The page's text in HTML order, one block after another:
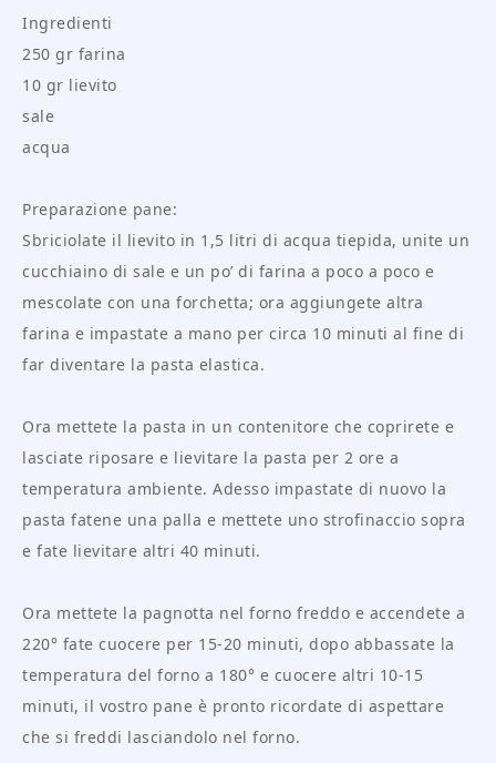
Ingredienti
250 gr farina
10 gr lievito
sale
acqua
Preparazione pane:
Sbriciolate il lievito in 1,5 litri di acqua tiepida, unite un
cucchiaino di sale e un po’ di farina a poco a poco e
mescolate con una forchetta; ora aggiungete altra
farina e impastate a mano per circa 10 minuti al fine di
far diventare la pasta elastica.
Ora mettete la pasta in un contenitore che coprirete e
lasciate riposare e lievitare la pasta per 2 ore a
temperatura ambiente. Adesso impastate di nuovo la
pasta fatene una palla e mettete uno strofinaccio sopra
e fate lievitare altri 40 minuti.
Ora mettete la pagnotta nel forno freddo e accendete a
220° fate cuocere per 15-20 minuti, dopo abbassate la
temperatura del forno a 180° e cuocere altri 10-15
minuti, il vostro pane è pronto ricordate di aspettare
che si freddi lasciandolo nel forno.